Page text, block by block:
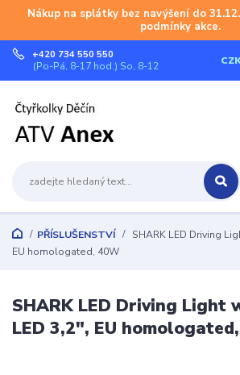
Nákup na splátky bez navýšení do
podmínky akce.
+420 734 550 550
(Po-Pá, 8-17 hod.) So, 8-12
PŘÍSLUŠENSTVÍ
SHARK LED Driving
EU homologated, 40W
SHARK LED Driving Light
LED 3,2", EU